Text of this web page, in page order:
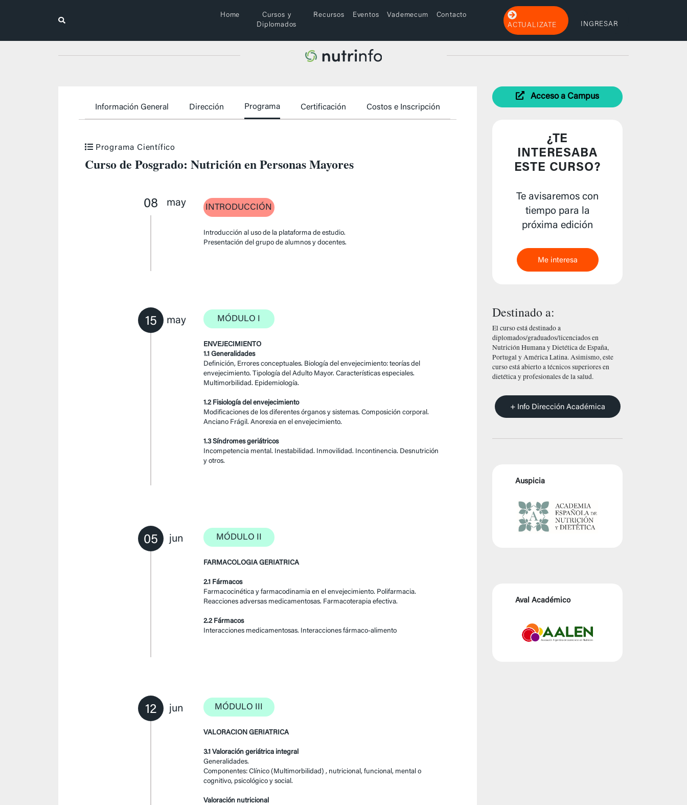
Home
Cursos y
Diplomados
Recursos Eventos Vademecum
Contacto
ACTUALIZATE
INGRESAR
Información General Dirección Programa Certificación Costos e Inscripción
Programa Científico
Curso de Posgrado: Nutrición en Personas Mayores
08 may INTRODUCCIÓN
Introducción al uso de la plataforma de estudio.
Presentación del grupo de alumnos y docentes.
15 may MÓDULO I
ENVEJECIMIENTO
1.1 Generalidades
Definición, Errores conceptuales. Biología del envejecimiento: teorías del
envejecimiento. Tipología del Adulto Mayor. Características especiales.
Multimorbilidad. Epidemiología.
1.2 Fisiología del envejecimiento
Modificaciones de los diferentes órganos y sistemas. Composición corporal.
Anciano Frágil. Anorexia en el envejecimiento.
1.3 Síndromes geriátricos
Incompetencia mental. Inestabilidad. Inmovilidad. Incontinencia. Desnutrición
y otros.
05 jun MÓDULO II
FARMACOLOGIA GERIATRICA
2.1 Fármacos
Farmacocinética y farmacodinamia en el envejecimiento. Polifarmacia.
Reacciones adversas medicamentosas. Farmacoterapia efectiva.
2.2 Fármacos
Interacciones medicamentosas. Interacciones fármaco-alimento
12 jun MÓDULO III
VALORACION GERIATRICA
3.1 Valoración geriátrica integral
Generalidades.
Componentes: Clínico (Multimorbilidad) , nutricional, funcional, mental o
cognitivo, psicológico y social.
Valoración nutricional
Acceso a Campus
¿TE
INTERESABA
ESTE CURSO?
Te avisaremos con
tiempo para la
próxima edición
Me interesa
Destinado a:
El curso está destinado a
diplomados/graduados/licenciados en
Nutrición Humana y Dietética de España,
Portugal y América Latina. Asimismo, este
curso está abierto a técnicos superiores en
dietética y profesionales de la salud.
+ Info Dirección Académica
Auspicia
Aval Académico